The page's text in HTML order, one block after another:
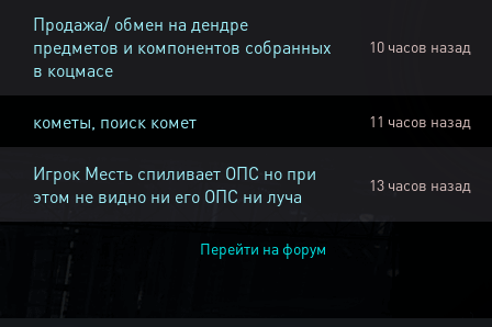
Продажа/ обмен на дендре
предметов и компонентов собранных
в коцмасе
10 часов назад
кометы, поиск комет 11 часов назад
Игрок Месть спиливает ОПС но при
этом не видно ни его ОПС ни луча
13 часов назад
Перейти на форум